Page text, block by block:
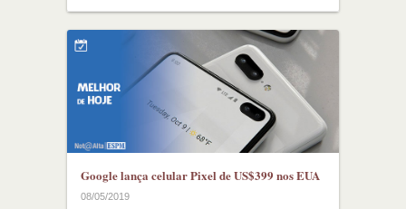
Google lança celular Pixel de US$399 nos EUA
08/05/2019